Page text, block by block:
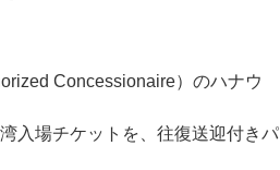
Concessionaire）のハナウ
入場チケットを、往復送迎付きパ